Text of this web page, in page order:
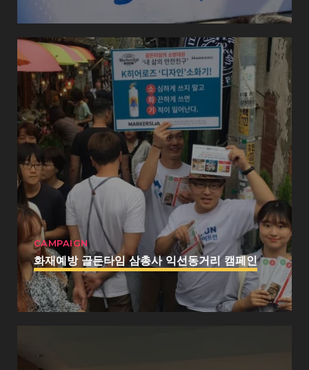
CAMPAIGN
화재예방 골든타임 삼총사 익선동거리 캠페인